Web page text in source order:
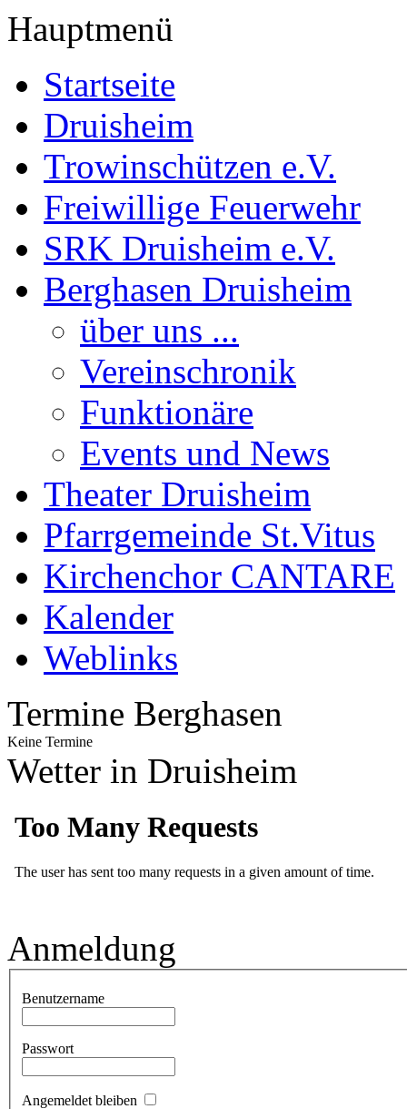
Hauptmenü
Startseite
Druisheim
Trowinschützen e.V.
Freiwillige Feuerwehr
SRK Druisheim e.V.
Berghasen Druisheim
über uns ...
Vereinschronik
Funktionäre
Events und News
Theater Druisheim
Pfarrgemeinde St.Vitus
Kirchenchor CANTARE
Kalender
Weblinks
Termine Berghasen
Keine Termine
Wetter in Druisheim
Anmeldung
Benutzername
Passwort
Angemeldet bleiben